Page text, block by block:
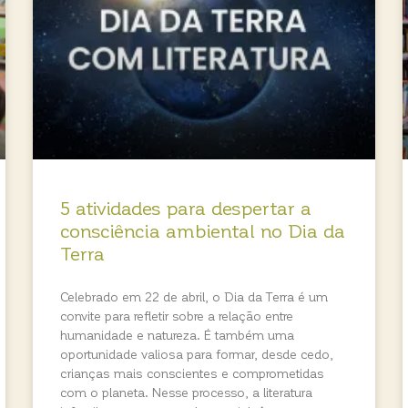
5 atividades para despertar a
consciência ambiental no Dia da
Terra
Celebrado em 22 de abril, o Dia da Terra é um
convite para refletir sobre a relação entre
humanidade e natureza. É também uma
oportunidade valiosa para formar, desde cedo,
crianças mais conscientes e comprometidas
com o planeta. Nesse processo, a literatura